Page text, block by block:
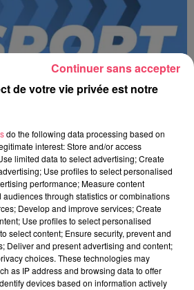
26
de votre vie privée est notre
do the following data processing based on
interest: Store and/or access
limited data to select advertising; Create
Use profiles to select personalised
performance; Measure content
through statistics or combinations
Develop and improve services; Create
Use profiles to select personalised
select content; Ensure security, prevent and
Deliver and present advertising and content;
choices. These technologies may
as IP address and browsing data to offer
devices based on information actively
Continuer sans accepter